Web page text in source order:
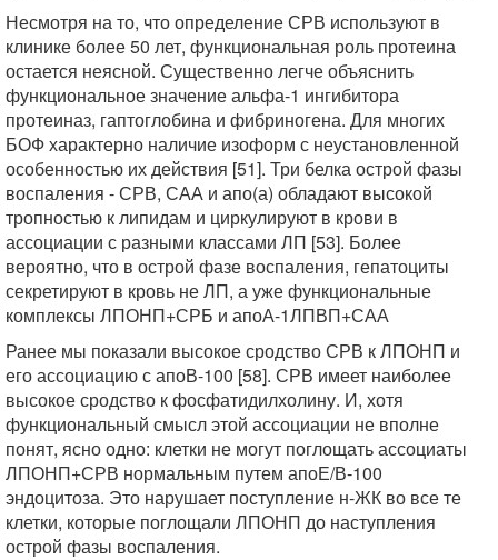
Несмотря на то, что определение СРВ используют в
клинике более 50 лет, функциональная роль протеина
остается неясной. Существенно легче объяснить
функциональное значение альфа-1 ингибитора
протеиназ, гаптоглобина и фибриногена. Для многих
БОФ характерно наличие изоформ с неустановленной
особенностью их действия [51]. Три белка острой фазы
воспаления - СРВ, САА и апо(а) обладают высокой
тропностью к липидам и циркулируют в крови в
ассоциации с разными классами ЛП [53]. Более
вероятно, что в острой фазе воспаления, гепатоциты
секретируют в кровь не ЛП, а уже функциональные
комплексы ЛПОНП+СРБ и апоА-1ЛПВП+САА
Ранее мы показали высокое сродство СРВ к ЛПОНП и
его ассоциацию с апоВ-100 [58]. СРВ имеет наиболее
высокое сродство к фосфатидилхолину. И, хотя
функциональный смысл этой ассоциации не вполне
понят, ясно одно: клетки не могут поглощать ассоциаты
ЛПОНП+СРВ нормальным путем апоЕ/В-100
эндоцитоза. Это нарушает поступление н-ЖК во все те
клетки, которые поглощали ЛПОНП до наступления
острой фазы воспаления.